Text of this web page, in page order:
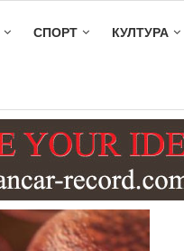
СПОРТ КУЛТУРА